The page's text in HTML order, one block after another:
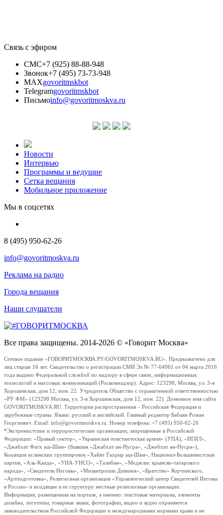
Связь с эфиром
СМС+7 (925) 88-88-948
Звонок+7 (495) 73-73-948
MAXgovoritmskbot
Telegramgovoritmskbot
Письмоinfo@govoritmoskva.ru
Новости
Интервью
Программы и ведущие
Сетка вещания
Мобильное приложение
Мы в соцсетях
8 (495) 950-62-26
info@govoritmoskva.ru
Реклама на радио
Города вещания
Наши слушатели
Все права защищены. 2014-2026 © «Говорит Москва»
Сетевое издание «ГОВОРИТМОСКВА.РУ/GOVORITMOSKVA.RU». Предназначено для
лиц старше 16 лет. Свидетельство о регистрации СМИ Эл № 77-64961 от 04 марта 2016
года выдано Федеральной службой по надзору в сфере связи, информационных
технологий и массовых коммуникаций (Роскомнадзор). Адрес: 123298, Москва, ул. 3-я
Хорошевская, дом 12, пом. 22. Учредитель Общество с ограниченной ответственностью
«РУ ФМ» (123298 Москва, ул. 3-я Хорошевская, дом 12, пом. 22). Доменное имя сайта
GOVORITMOSKVA.RU. Территория распространения – Российская Федерация и
зарубежные страны. Языки: русский и английский. Главный редактор Бабаян Роман
Георгиевич. Email: info@govoritmoskva.ru. Номер телефона: +7 (495) 950-62-26
*Экстремистские и террористические организации, запрещенные в Российской
Федерации: «Правый сектор», «Украинская повстанческая армия» (УПА), «ИГИЛ»,
«Джабхат Фатх аш-Шам» (бывшая «Джабхат ан-Нусра», «Джебхат ан-Нусра»),
Коалиция исламских группировок «Хайят Тахрир аш-Шам», Национал-Большевистская
партия, «Аль-Каида», «УНА-УНСО», «Талибан», «Меджлис крымско-татарского
народа», «Свидетели Иеговы», «Мизантропик Дивижн», «Братство» Корчинского,
«Артподготовка», Религиозная организация «Управленческий центр Свидетелей Иеговы
в России» и входящие в ее структуру местные религиозные организации.
Информация, размещенная на портале, а именно: текстовые материалы, элементы
дизайна, логотипы, товарные знаки, фотографии, видео и аудио охраняются
законодательством Российской Федерации и международными нормами права и не